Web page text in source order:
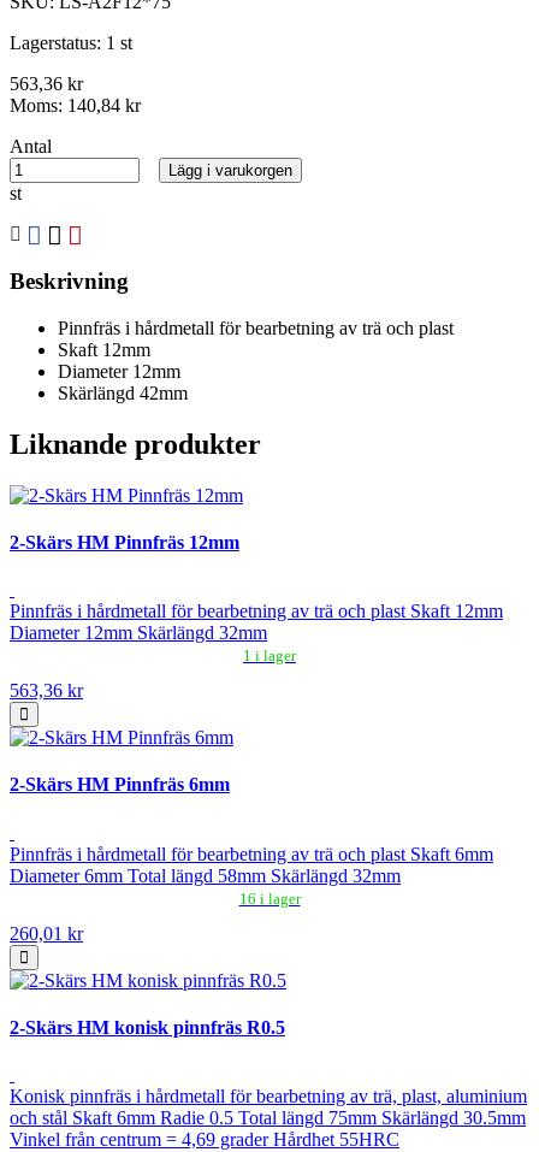
Lagerstatus: 1 st
563,36 kr
Moms: 140,84 kr
Antal
st
Lägg i varukorgen
Beskrivning
Pinnfräs i hårdmetall för bearbetning av trä och plast
Skaft 12mm
Diameter 12mm
Skärlängd 42mm
Liknande produkter
2-Skärs HM Pinnfräs 12mm
Pinnfräs i hårdmetall för bearbetning av trä och plast Skaft 12mm
Diameter 12mm Skärlängd 32mm
1 i lager
563,36 kr
2-Skärs HM Pinnfräs 6mm
Pinnfräs i hårdmetall för bearbetning av trä och plast Skaft 6mm
Diameter 6mm Total längd 58mm Skärlängd 32mm
16 i lager
260,01 kr
2-Skärs HM konisk pinnfräs R0.5
Konisk pinnfräs i hårdmetall för bearbetning av trä, plast, aluminium
och stål Skaft 6mm Radie 0.5 Total längd 75mm Skärlängd 30.5mm
Vinkel från centrum = 4,69 grader Hårdhet 55HRC